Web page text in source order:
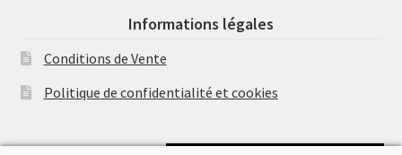
Informations légales
Conditions de Vente
Politique de confidentialité et cookies